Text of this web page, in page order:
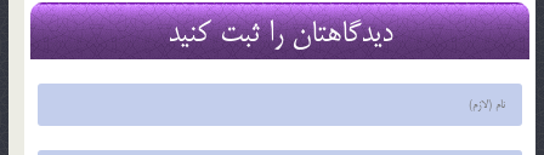
دیدگاهتان را ثبت کنید